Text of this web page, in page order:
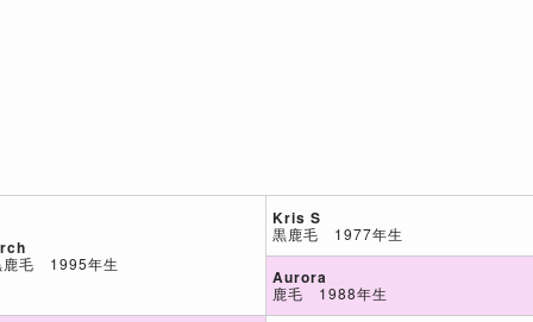
鹿毛 1995年生
Kris S
黒鹿毛 1977年生
Aurora
鹿毛 1988年生